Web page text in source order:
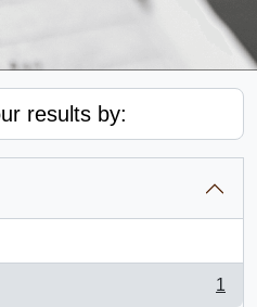
results by:
1